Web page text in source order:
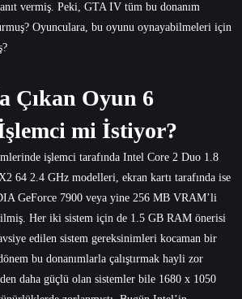
vermiş. Peki, GTA IV tüm bu donanım
Oyunculara, bu oyunu oynayabilmeleri için
Çıkan Oyun 6
mi İstiyor?
işlemci tarafında Intel Core 2 Duo 1.8
64 2.4 GHz modelleri, ekran kartı tarafında ise
GeForce 7900 veya yine 256 MB VRAM’li
Her iki sistem için de 1.5 GB RAM önerisi
edilen sistem gereksinimleri kocaman bir
bu donanımlarla çalıştırmak hayli zor
daha güçlü olan sistemler bile 1680 x 1050